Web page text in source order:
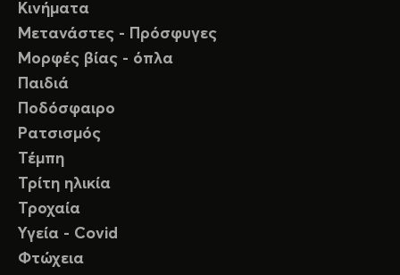
Κινήματα
Μετανάστες - Πρόσφυγες
Μορφές βίας - όπλα
Παιδιά
Ποδόσφαιρο
Ρατσισμός
Τέμπη
Τρίτη ηλικία
Τροχαία
Υγεία - Covid
Φτώχεια